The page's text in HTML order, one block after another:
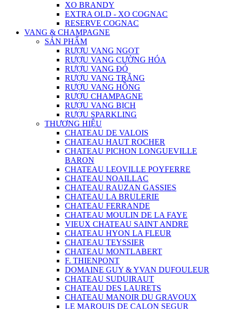
XO BRANDY
EXTRA OLD - XO COGNAC
RESERVE COGNAC
VANG & CHAMPAGNE
SẢN PHẨM
RƯỢU VANG NGỌT
RƯỢU VANG CƯỜNG HÓA
RƯỢU VANG ĐỎ
RƯỢU VANG TRẮNG
RƯỢU VANG HỒNG
RƯỢU CHAMPAGNE
RƯỢU VANG BỊCH
RƯỢU SPARKLING
THƯƠNG HIỆU
CHATEAU DE VALOIS
CHATEAU HAUT ROCHER
CHATEAU PICHON LONGUEVILLE
BARON
CHATEAU LEOVILLE POYFERRE
CHATEAU NOAILLAC
CHATEAU RAUZAN GASSIES
CHATEAU LA BRULERIE
CHATEAU FERRANDE
CHATEAU MOULIN DE LA FAYE
VIEUX CHATEAU SAINT ANDRE
CHATEAU HYON LA FLEUR
CHATEAU TEYSSIER
CHATEAU MONTLABERT
F. THIENPONT
DOMAINE GUY & YVAN DUFOULEUR
CHATEAU SUDUIRAUT
CHATEAU DES LAURETS
CHATEAU MANOIR DU GRAVOUX
LE MARQUIS DE CALON SEGUR